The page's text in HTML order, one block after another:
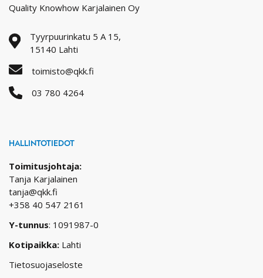
Quality Knowhow Karjalainen Oy
Tyyrpuurinkatu 5 A 15,
15140 Lahti
toimisto@qkk.fi
03 780 4264
HALLINTOTIEDOT
Toimitusjohtaja:
Tanja Karjalainen
tanja@qkk.fi
+358 40 547 2161
Y-tunnus: 1091987-0
Kotipaikka: Lahti
Tietosuojaseloste